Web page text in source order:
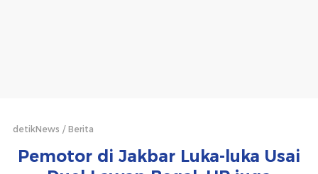
detikNews Berita
Pemotor di Jakbar Luka-luka Usai